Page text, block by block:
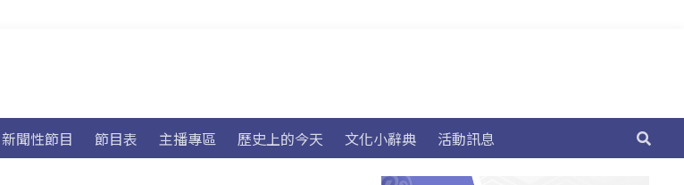
新聞性節目 節目表 主播專區 歷史上的今天 文化小辭典 活動訊息